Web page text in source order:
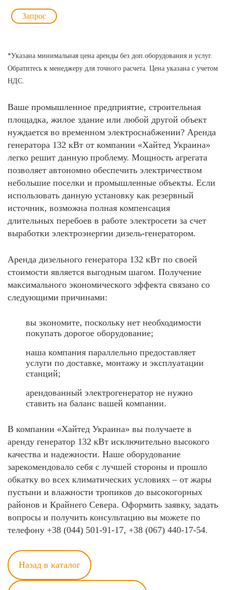
Запрос
*Указана минимальная цена аренды без доп.оборудования и услуг.
Обратитесь к менеджеру для точного расчета. Цена указана с учетом
НДС.
Ваше промышленное предприятие, строительная
площадка, жилое здание или любой другой объект
нуждается во временном электроснабжении? Аренда
генератора 132 кВт от компании «Хайтед Украина»
легко решит данную проблему. Мощность агрегата
позволяет автономно обеспечить электричеством
небольшие поселки и промышленные объекты. Если
использовать данную установку как резервный
источник, возможна полная компенсация
длительных перебоев в работе электросети за счет
выработки электроэнергии дизель-генератором.
Аренда дизельного генератора 132 кВт по своей
стоимости является выгодным шагом. Получение
максимального экономического эффекта связано со
следующими причинами:
вы экономите, поскольку нет необходимости
покупать дорогое оборудование;
наша компания параллельно предоставляет
услуги по доставке, монтажу и эксплуатации
станций;
арендованный электрогенератор не нужно
ставить на баланс вашей компании.
В компании «Хайтед Украина» вы получаете в
аренду генератор 132 кВт исключительно высокого
качества и надежности. Наше оборудование
зарекомендовало себя с лучшей стороны и прошло
обкатку во всех климатических условиях – от жары
пустыни и влажности тропиков до высокогорных
районов и Крайнего Севера. Оформить заявку, задать
вопросы и получить консультацию вы можете по
телефону +38 (044) 501-91-17, +38 (067) 440-17-54.
Назад в каталог